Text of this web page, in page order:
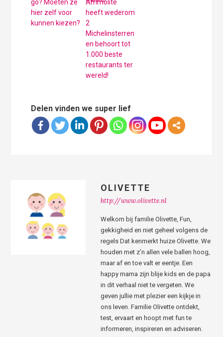
go? Moeten ze
hier zelf voor
kunnen kiezen?
Ammolite
heeft wederom
2
Michelinsterren
en behoort tot
1.000 beste
restaurants ter
wereld!
Delen vinden we super lief
OLIVETTE
http://www.olivette.nl
Welkom bij familie Olivette, Fun,
gekkigheid en niet geheel volgens de
regels Dat kenmerkt huize Olivette. We
houden met z’n allen vele ballen hoog,
maar af en toe valt er eentje. Een
happy mama zijn blije kids en de papa
in dit verhaal niet te vergeten. We
geven jullie met plezier een kijkje in
ons leven. Familie Olivette ontdekt,
test, ervaart en hoopt met fun te
informeren, inspireren en adviseren.